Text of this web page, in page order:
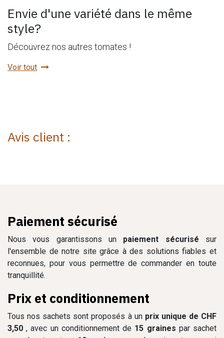
Envie d'une variété dans le même
style?
Découvrez nos autres tomates !
Voir tout
Avis client :
Paiement sécurisé
Nous vous garantissons un paiement sécurisé sur
l'ensemble de notre site grâce à des solutions fiables et
reconnues, pour vous permettre de commander en toute
tranquillité.
Prix et conditionnement
Tous nos sachets sont proposés à un prix unique de CHF
3,50, avec un conditionnement de 15 graines par sachet